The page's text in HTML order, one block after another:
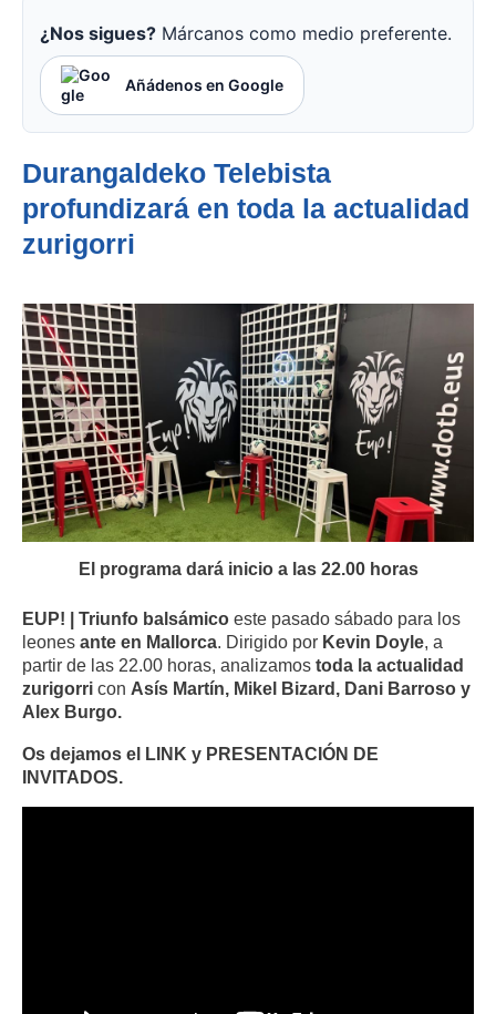
¿Nos sigues? Márcanos como medio preferente.
Añádenos en Google
Durangaldeko Telebista
profundizará en toda la actualidad
zurigorri
El programa dará inicio a las 22.00 horas
EUP! | Triunfo balsámico este pasado sábado para los
leones ante en Mallorca. Dirigido por Kevin Doyle, a
partir de las 22.00 horas, analizamos toda la actualidad
zurigorri con Asís Martín, Mikel Bizard, Dani Barroso y
Alex Burgo.
Os dejamos el LINK y PRESENTACIÓN DE
INVITADOS.